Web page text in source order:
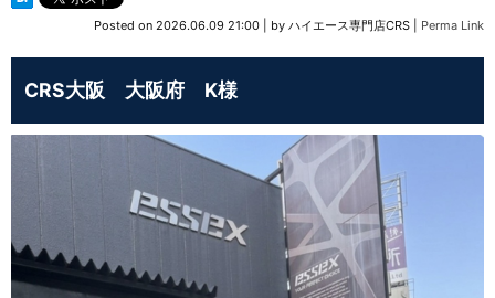
Posted on 2026.06.09 21:00 by ハイエース専門店CRS Perma Link
CRS大阪 大阪府 K様